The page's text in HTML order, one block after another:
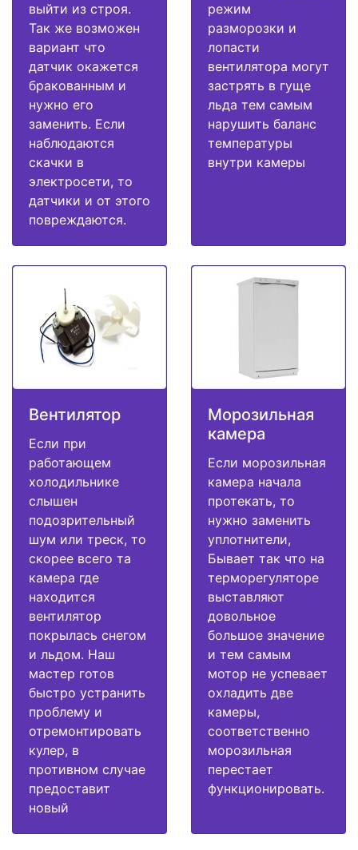
выйти из строя.
Так же возможен
вариант что
датчик окажется
бракованным и
нужно его
заменить. Если
наблюдаются
скачки в
электросети, то
датчики и от этого
повреждаются.
режим
разморозки и
лопасти
вентилятора могут
застрять в гуще
льда тем самым
нарушить баланс
температуры
внутри камеры
Вентилятор
Если при
работающем
холодильнике
слышен
подозрительный
шум или треск, то
скорее всего та
камера где
находится
вентилятор
покрылась снегом
и льдом. Наш
мастер готов
быстро устранить
проблему и
отремонтировать
кулер, в
противном случае
предоставит
новый
Морозильная
камера
Если морозильная
камера начала
протекать, то
нужно заменить
уплотнители,
Бывает так что на
терморегуляторе
выставляют
довольное
большое значение
и тем самым
мотор не успевает
охладить две
камеры,
соответственно
морозильная
перестает
функционировать.